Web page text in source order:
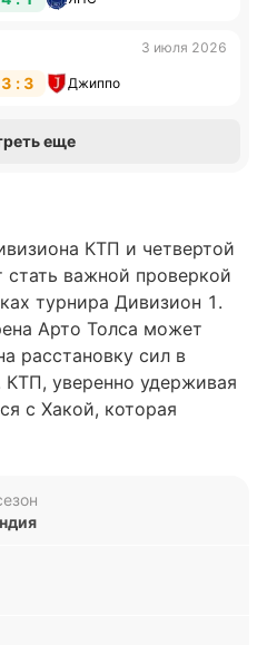
3 июля 2026
3 : 3 Джиппо
еще
КТП и четвертой
важной проверкой
турнира Дивизион 1.
Арто Толса может
расстановку сил в
КТП, уверенно удерживая
с Хакой, которая
и пропустив всего 2.
так и в обороне. В то